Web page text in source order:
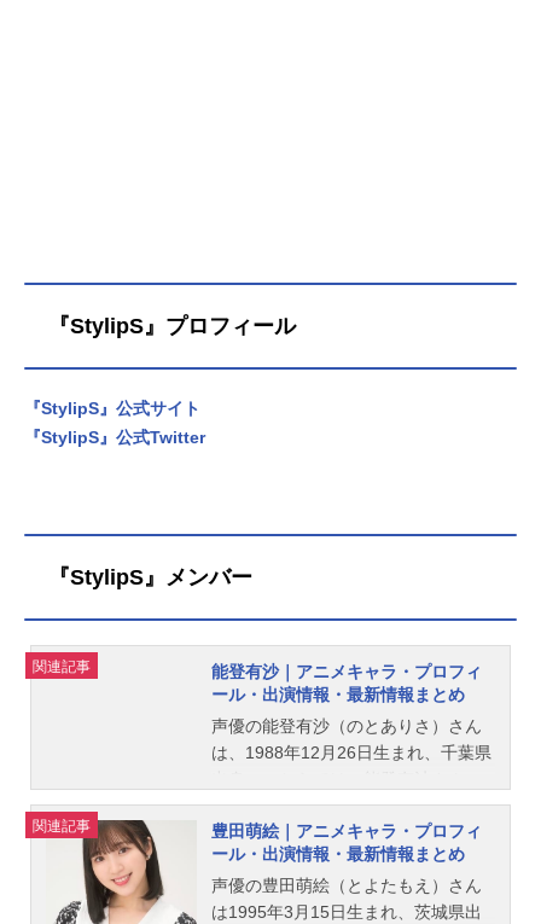
『StylipS』プロフィール
『StylipS』公式サイト
『StylipS』公式Twitter
『StylipS』メンバー
関連記事
能登有沙｜アニメキャラ・プロフィ
ール・出演情報・最新情報まとめ
声優の能登有沙（のとありさ）さん
は、1988年12月26日生まれ、千葉県
オススメ記事をご紹介！
関連記事
豊田萌絵｜アニメキャラ・プロフィ
ール・出演情報・最新情報まとめ
声優の豊田萌絵（とよたもえ）さん
は1995年3月15日生まれ、茨城県出